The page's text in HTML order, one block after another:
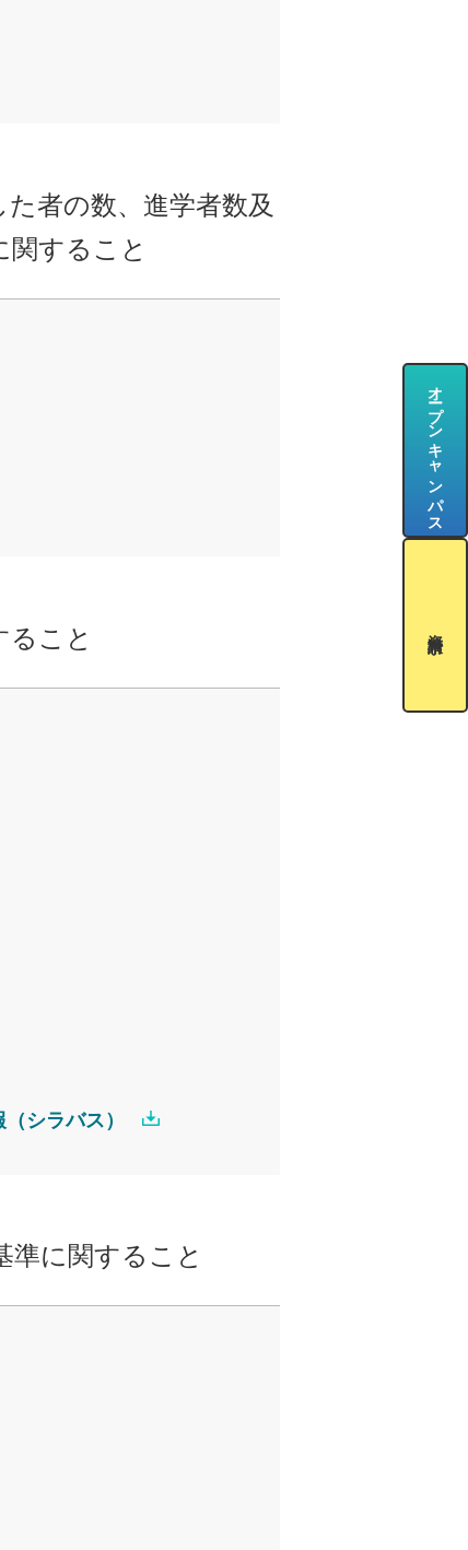
者の数、進学者数及
関すること
ること
シラバス）
準に関すること
オープンキャンパス